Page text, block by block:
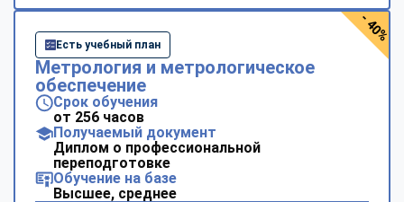
Есть учебный план
Метрология и метрологическое
обеспечение
Срок обучения
от 256 часов
Получаемый документ
Диплом о профессиональной
переподготовке
Обучение на базе
Высшее, среднее
- 40%